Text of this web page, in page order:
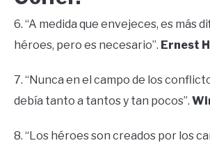
6. “A medida que envejeces, es más
héroes, pero es necesario”. Ernest
7. “Nunca en el campo de los
debía tanto a tantos y tan pocos”.
8. “Los héroes son creados por los